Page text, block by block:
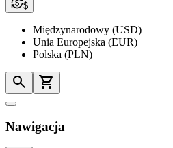
$
Międzynarodowy (USD)
Unia Europejska (EUR)
Polska (PLN)
Nawigacja